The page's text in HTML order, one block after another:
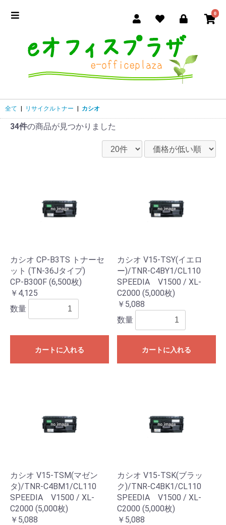
0
全て リサイクルトナー カシオ
34件の商品が見つかりました
カシオ CP-B3TS トナーセ
ット (TN-36Jタイプ)
CP-B300F (6,500枚)
￥4,125
数量
カートに入れる
カシオ V15-TSY(イエロ
ー)/TNR-C4BY1/CL110
SPEEDIA V1500 / XL-
C2000 (5,000枚)
￥5,088
数量
カートに入れる
カシオ V15-TSM(マゼン
タ)/TNR-C4BM1/CL110
SPEEDIA V1500 / XL-
C2000 (5,000枚)
￥5,088
カシオ V15-TSK(ブラッ
ク)/TNR-C4BK1/CL110
SPEEDIA V1500 / XL-
C2000 (5,000枚)
￥5,088